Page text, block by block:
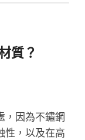
質？
，因為不鏽鋼
性，以及在高